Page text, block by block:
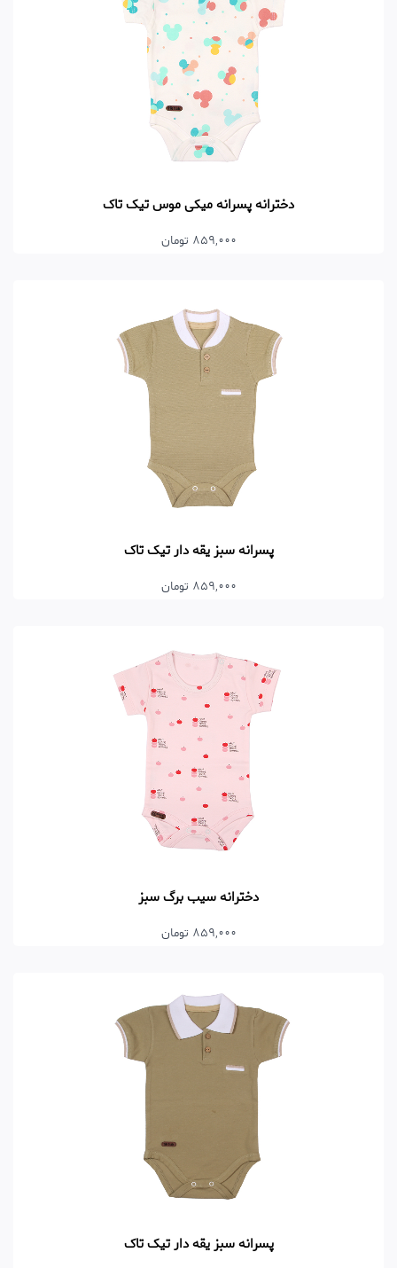
دخترانه پسرانه میکی موس تیک تاک
859,000 تومان
پسرانه سبز یقه دار تیک تاک
859,000 تومان
دخترانه سیب برگ سبز
859,000 تومان
پسرانه سبز یقه دار تیک تاک